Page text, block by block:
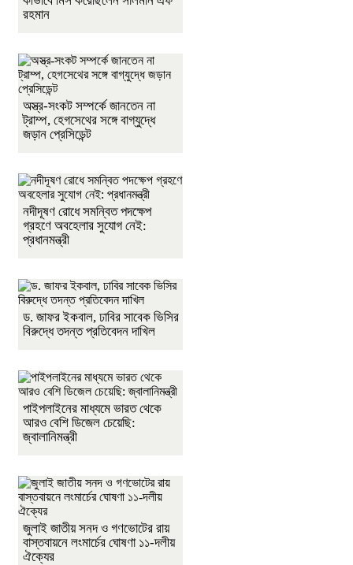
রহমান
অস্ত্র-সংকট সম্পর্কে জানতেন না
ট্রাম্প, হেগসেথের সঙ্গে বাগ্‌যুদ্ধে
জড়ান প্রেসিডেন্ট
নদীদূষণ রোধে সমন্বিত পদক্ষেপ
গ্রহণে অবহেলার সুযোগ নেই:
প্রধানমন্ত্রী
ড. জাফর ইকবাল, ঢাবির সাবেক ভিসির
বিরুদ্ধে তদন্ত প্রতিবেদন দাখিল
পাইপলাইনের মাধ্যমে ভারত থেকে
আরও বেশি ডিজেল চেয়েছি:
জ্বালানিমন্ত্রী
জুলাই জাতীয় সনদ ও গণভোটের রায়
বাস্তবায়নে লংমার্চের ঘোষণা ১১-দলীয়
ঐক্যের